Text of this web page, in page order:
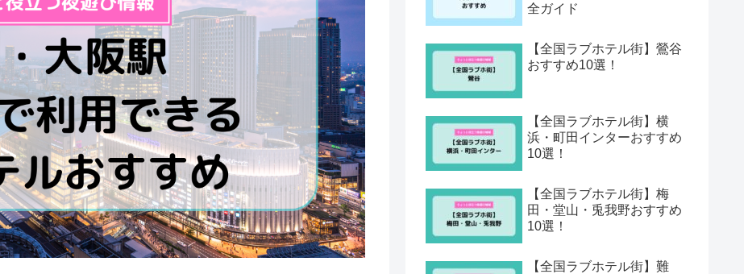
全ガイド
【全国ラブホテル街】鶯谷
おすすめ10選！
【全国ラブホテル街】横
浜・町田インターおすすめ
10選！
【全国ラブホテル街】梅
田・堂山・兎我野おすすめ
10選！
【全国ラブホテル街】難